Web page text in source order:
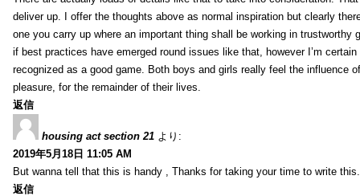
deliver up. I offer the thoughts above as normal inspiration but clearly
one you carry up where an important thing shall be working in trustworthy
if best practices have emerged round issues like that, however I’m
recognized as a good game. Both boys and girls really feel the influence
pleasure, for the remainder of their lives.
返信
housing act section 21 より:
2019年5月18日 11:05 AM
But wanna tell that this is handy , Thanks for taking your time to write this.
返信